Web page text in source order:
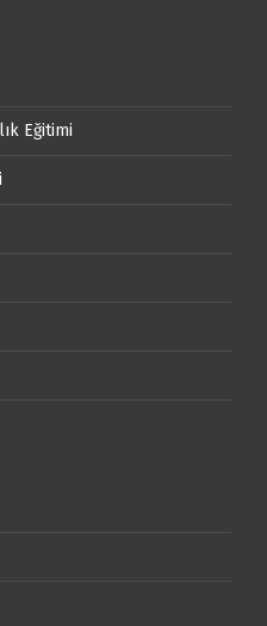
Eğitimi